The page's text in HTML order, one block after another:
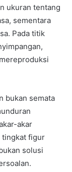
ukuran tentang
sementara
Pada titik
bukan semata
akar
tingkat figur
solusi